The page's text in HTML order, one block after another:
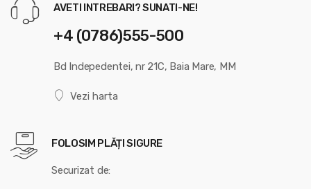
AVETI INTREBARI? SUNATI-NE!
+4 (0786)555-500
Bd Indepedentei, nr 21C, Baia Mare, MM
Vezi harta
FOLOSIM PLĂȚI SIGURE
Securizat de: